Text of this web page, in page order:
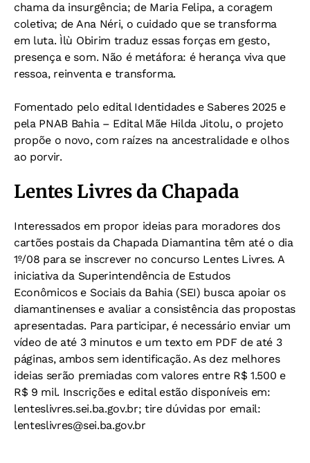
chama da insurgência; de Maria Felipa, a coragem
coletiva; de Ana Néri, o cuidado que se transforma
em luta. Ìlù Obirim traduz essas forças em gesto,
presença e som. Não é metáfora: é herança viva que
ressoa, reinventa e transforma.
Fomentado pelo edital Identidades e Saberes 2025 e
pela PNAB Bahia – Edital Mãe Hilda Jitolu, o projeto
propõe o novo, com raízes na ancestralidade e olhos
ao porvir.
Lentes Livres da Chapada
Interessados em propor ideias para moradores dos
cartões postais da Chapada Diamantina têm até o dia
1º/08 para se inscrever no concurso Lentes Livres. A
iniciativa da Superintendência de Estudos
Econômicos e Sociais da Bahia (SEI) busca apoiar os
diamantinenses e avaliar a consistência das propostas
apresentadas. Para participar, é necessário enviar um
vídeo de até 3 minutos e um texto em PDF de até 3
páginas, ambos sem identificação. As dez melhores
ideias serão premiadas com valores entre R$ 1.500 e
R$ 9 mil. Inscrições e edital estão disponíveis em:
lenteslivres.sei.ba.gov.br; tire dúvidas por email:
lenteslivres@sei.ba.gov.br